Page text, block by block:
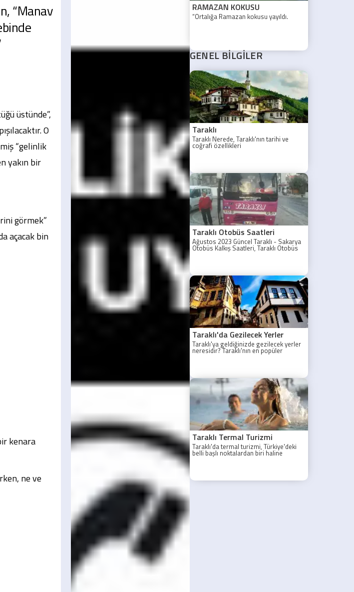
“Manav
üstünde”,
O
“gelinlik
yakın bir
görmek”
açacak bin
kenara
ne ve
RAMAZAN KOKUSU
“Ortalığa Ramazan kokusu yayıldı.
GENEL BİLGİLER
Taraklı
Taraklı Nerede, Taraklı'nın tarihi ve
coğrafi özellikleri
Taraklı Otobüs Saatleri
Ağustos 2023 Güncel Taraklı - Sakarya
Otobüs Kalkış Saatleri, Taraklı Otobüs
Saatler 2021, Taraklı Otobüs Tarifesi,
zaman? Sakarya Taraklı İlk Otobüs Ne
Zaman, Sakarya Taraklı Otobüs Saatleri,
Taraklı Koop Otobüs Saatleri
Taraklı'da Gezilecek Yerler
Taraklı'ya geldiğinizde gezilecek yerler
neresidir? Taraklı'nın en popüler
gezilecek yerleri yazımızda.
Taraklı Termal Turizmi
Taraklı'da termal turizmi, Türkiye'deki
belli başlı noktalardan biri haline
gelmiştir.